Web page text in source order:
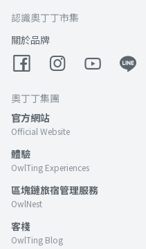
認識奧丁丁市集
關於品牌
奧丁丁集團
官方網站
Official Website
體驗
OwlTing Experiences
區塊鏈旅宿管理服務
OwlNest
客棧
OwlTing Blog